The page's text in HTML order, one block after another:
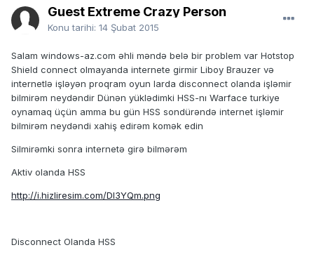
Guest Extreme Crazy Person
Konu tarihi: 14 Şubat 2015
Salam windows-az.com əhli məndə belə bir problem var Hotstop
Shield connect olmayanda internete girmir Liboy Brauzer və
internetlə işləyən proqram oyun larda disconnect olanda işləmir
bilmirəm neydəndir Dünən yüklədimki HSS-nı Warface turkiye
oynamaq üçün amma bu gün HSS sondürəndə internet işləmir
bilmirəm neydəndi xahiş edirəm komək edin
Silmirəmki sonra internetə girə bilmərəm
Aktiv olanda HSS
http://i.hizliresim.com/Dl3YQm.png
Disconnect Olanda HSS